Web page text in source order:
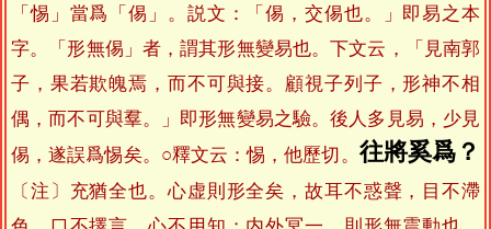
「惕」當爲「㑥」。説文：「㑥，交㑥也。」即易之本
字。「形無㑥」者，謂其形無變易也。下文云，「見南郭
子，果若欺魄焉，而不可與接。顧視子列子，形神不相
偶，而不可與羣。」即形無變易之驗。後人多見易，少見
㑥，遂誤爲惕矣。○釋文云：惕，他歷切。 往將奚爲？
〔注〕充猶全也。心虚則形全矣，故耳不惑聲，目不滯